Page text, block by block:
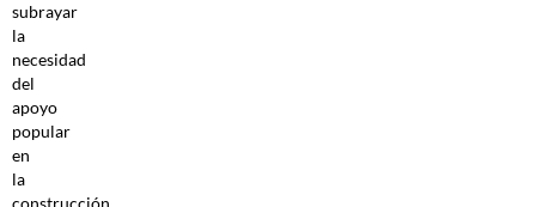
subrayar
la
necesidad
del
apoyo
popular
en
la